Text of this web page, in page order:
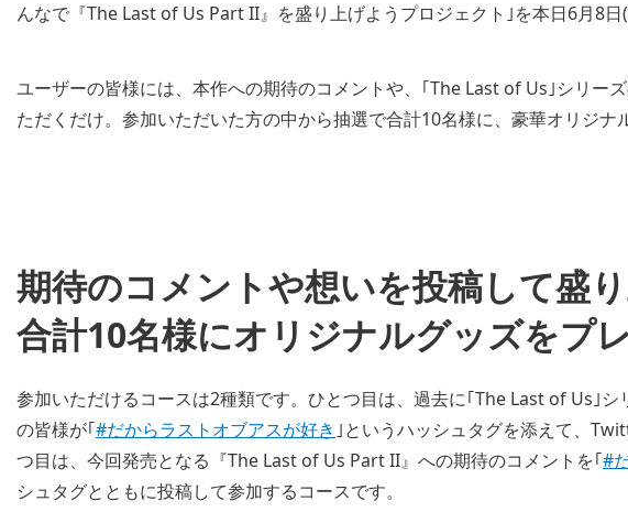
んなで『The Last of Us Part II』を盛り上げようプロジェクト｣を本日6月8日(
ユーザーの皆様には、本作への期待のコメントや、｢The Last of Us｣シリー
ただくだけ。参加いただいた方の中から抽選で合計10名様に、豪華オリジナ
期待のコメントや想いを投稿して盛
合計10名様にオリジナルグッズをプ
参加いただけるコースは2種類です。ひとつ目は、過去に｢The Last of Us｣
の皆様が｢#だからラストオブアスが好き ｣というハッシュタグを添えて、
つ目は、今回発売となる『The Last of Us Part II』への期待のコメントを｢#
シュタグとともに投稿して参加するコースです。